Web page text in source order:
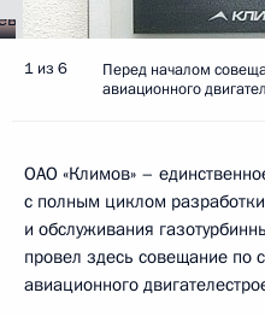
1 из 6
Перед началом
авиационного
ОАО «Климов» –
с полным циклом
и обслуживания
провел здесь совещание по
авиационного